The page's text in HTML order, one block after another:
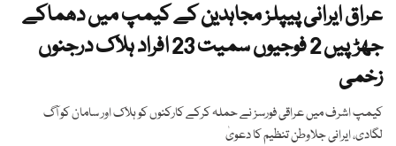
عراق ایرانی پیپلز مجاہدین کے کیمپ میں دھماکے
جھڑپیں 2 فوجیوں سمیت 23 افراد ہلاک درجنوں
زخمی
کیمپ اشرف میں عراقی فورسز نے حملہ کرکے کارکنوں کو ہلاک اور سامان کو آگ
لگادی، ایرانی جلاوطن تنظیم کا دعویٰ